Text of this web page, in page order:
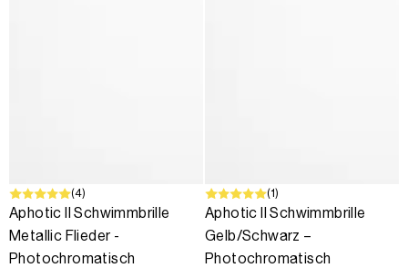
(4)
Aphotic II Schwimmbrille
Metallic Flieder -
Photochromatisch
(1)
Aphotic II Schwimmbrille
Gelb/Schwarz –
Photochromatisch